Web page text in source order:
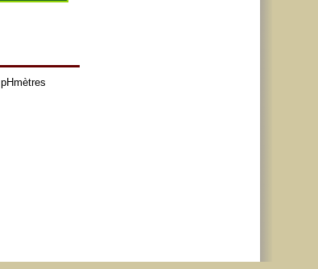
pHmètres